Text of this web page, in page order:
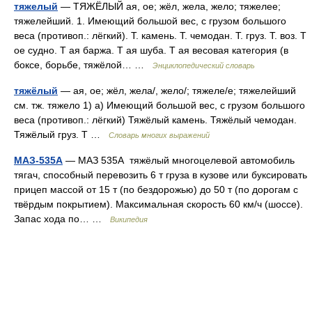
тяжелый — ТЯЖЁЛЫЙ ая, ое; жёл, жела, жело; тяжелее;
тяжелейший. 1. Имеющий большой вес, с грузом большого
веса (противоп.: лёгкий). Т. камень. Т. чемодан. Т. груз. Т. воз. Т
ое судно. Т ая баржа. Т ая шуба. Т ая весовая категория (в
боксе, борьбе, тяжёлой… …
Энциклопедический словарь
тяжёлый — ая, ое; жёл, жела/, жело/; тяжеле/е; тяжелейший
см. тж. тяжело 1) а) Имеющий большой вес, с грузом большого
веса (противоп.: лёгкий) Тяжёлый камень. Тяжёлый чемодан.
Тяжёлый груз. Т …
Словарь многих выражений
МАЗ-535А — МАЗ 535А тяжёлый многоцелевой автомобиль
тягач, способный перевозить 6 т груза в кузове или буксировать
прицеп массой от 15 т (по бездорожью) до 50 т (по дорогам с
твёрдым покрытием). Максимальная скорость 60 км/ч (шоссе).
Запас хода по… …
Википедия